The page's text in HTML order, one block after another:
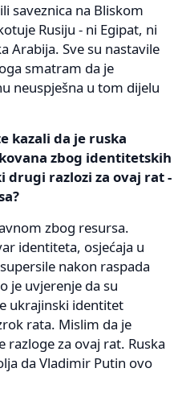
saveznica na Bliskom
Rusiju - ni Egipat, ni
Arabija. Sve su nastavile
smatram da je
neuspješna u tom dijelu
kazali da je ruska
zbog identitetskih
drugi razlozi za ovaj rat -
zbog resursa.
identiteta, osjećaja u
nakon raspada
je uvjerenje da su
ukrajinski identitet
rata. Mislim da je
za ovaj rat. Ruska
da Vladimir Putin ovo